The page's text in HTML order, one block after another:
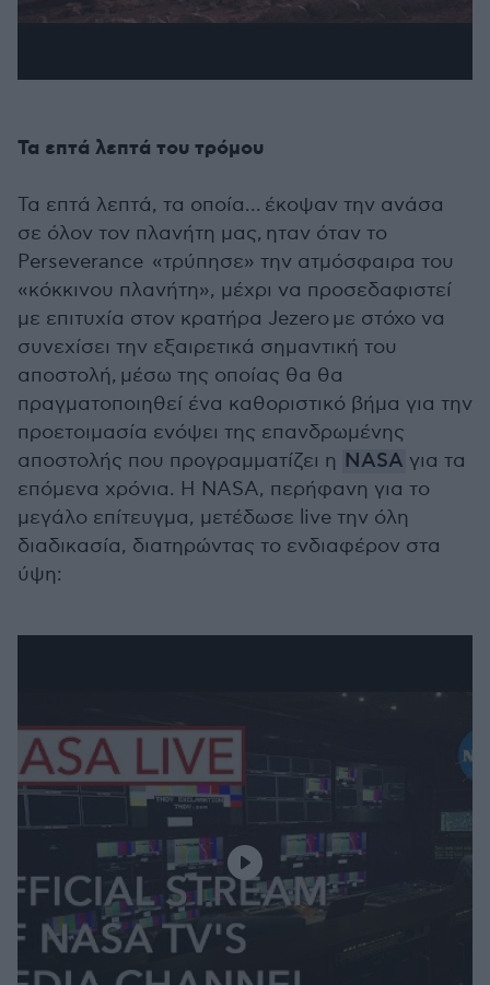
Τα επτά λεπτά του τρόμου
Τα επτά λεπτά, τα οποία... έκοψαν την ανάσα
σε όλον τον πλανήτη μας, ηταν όταν το
Perseverance «τρύπησε» την ατμόσφαιρα του
«κόκκινου πλανήτη», μέχρι να προσεδαφιστεί
με επιτυχία στον κρατήρα Jezero με στόχο να
συνεχίσει την εξαιρετικά σημαντική του
αποστολή, μέσω της οποίας θα θα
πραγματοποιηθεί ένα καθοριστικό βήμα για την
προετοιμασία ενόψει της επανδρωμένης
αποστολής που προγραμματίζει η NASA για τα
επόμενα χρόνια. Η NASA, περήφανη για το
μεγάλο επίτευγμα, μετέδωσε live την όλη
διαδικασία, διατηρώντας το ενδιαφέρον στα
ύψη: